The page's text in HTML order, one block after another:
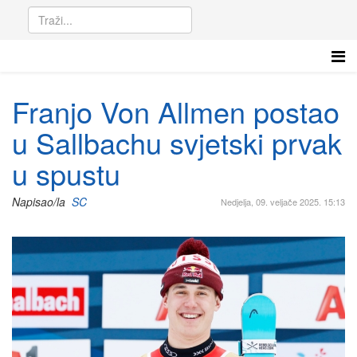
Franjo Von Allmen postao
u Sallbachu svjetski prvak
u spustu
Nedjelja, 09. veljače 2025. 15:13
Napisao/la SC